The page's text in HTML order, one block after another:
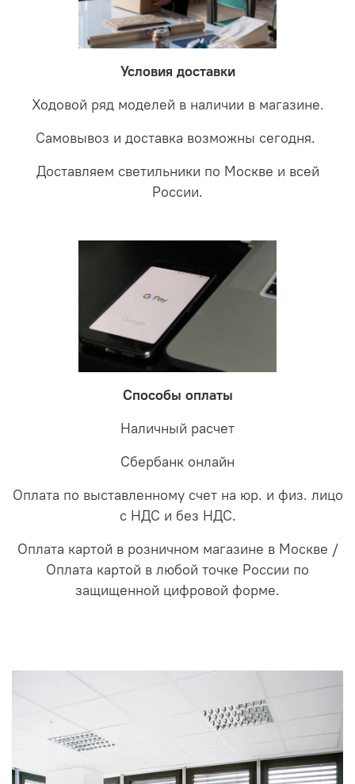
светильники на экспертизу производителю. После
проверки будет выясненная причина поломки и
соотношении с светодиодными. В этом случае покупая
LED светильники не только экономите деньги но еще
забудете что такое тусклость и недостаток освещения.
Условия доставки
Ходовой ряд моделей в наличии в магазине.
Самовывоз и доставка возможны сегодня.
Доставляем светильники по Москве и всей
России.
Способы оплаты
Наличный расчет
Сбербанк онлайн
Оплата по выставленному счет на юр. и физ. лицо
с НДС и без НДС.
Оплата картой в розничном магазине в Москве /
Оплата картой в любой точке России по
защищенной цифровой форме.